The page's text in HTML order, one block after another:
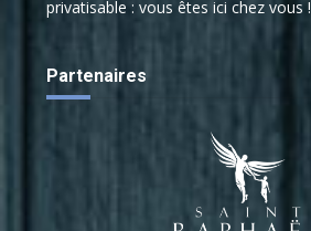
privatisable : vous êtes ici chez vous !
Partenaires